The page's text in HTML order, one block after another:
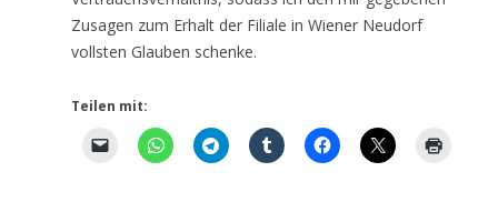
Zusagen zum Erhalt der Filiale in Wiener Neudorf
vollsten Glauben schenke.
Teilen mit: